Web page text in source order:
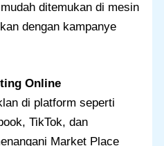
ditemukan di mesin
dengan kampanye
Online
di platform seperti
TikTok, dan
Market Place